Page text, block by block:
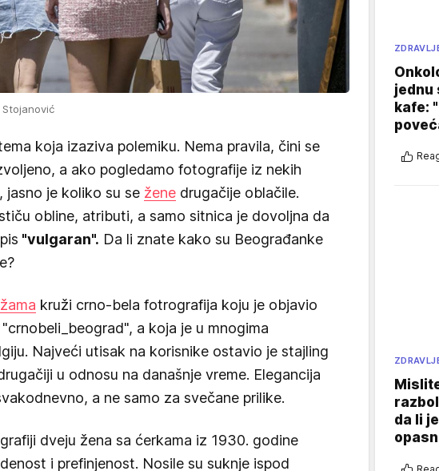
Stojanović
koja izaziva polemiku. Nema pravila, čini se
a ako pogledamo fotografije iz nekih
jasno je koliko su se žene drugačije oblačile.
obline, atributi, a samo sitnica je dovoljna da
"vulgaran". Da li znate kako su Beograđanke
kruži crno-bela fotrografija koju je objavio
a koja je u mnogima
Najveći utisak na korisnike ostavio je stajling
u odnosu na današnje vreme. Elegancija
a ne samo za svečane prilike.
dveju žena sa ćerkama iz 1930. godine
i prefinjenost. Nosile su suknje ispod
jednu
kafe:
da li